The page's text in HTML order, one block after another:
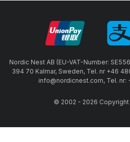
Nordic Nest AB (EU-VAT-Number:
394 70 Kalmar, Sweden, Tel. nr +46
info@nordicnest.com, Tel. nr:
© 2002 - 2026 Copyright